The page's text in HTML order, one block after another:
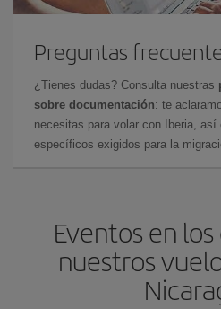
Preguntas
¿Tienes dudas? Consulta nuestras
sobre documentación: te
necesitas para volar con Iberia, así
específicos exigidos para la
Eventos en
nuestros